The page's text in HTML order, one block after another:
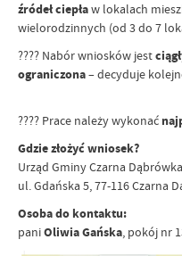
źródeł ciepław lokalach
wielorodzinnych (od 3 do 7
???? Nabór wniosków jest
ograniczona– decyduje
???? Prace należy wykonać
Gdzie złożyć wniosek?
Urząd Gminy Czarna Dąbrówka
ul. Gdańska 5, 77-116 Czarna
Osoba do kontaktu:
paniOliwia Gańska, pokój nr